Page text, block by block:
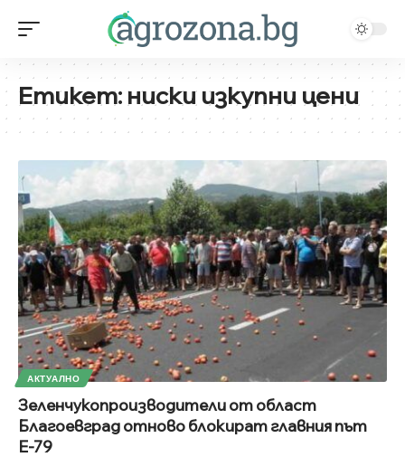
Етикет:ниски изкупни цени
АКТУАЛНО
Зеленчукопроизводители от област
Благоевград отново блокират главния път
Е-79